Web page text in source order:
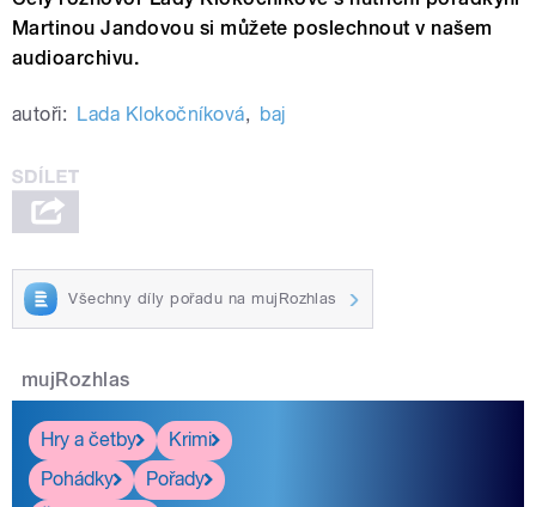
Martinou Jandovou si můžete poslechnout v našem
audioarchivu.
autoři: Lada Klokočníková, baj
Všechny díly pořadu na mujRozhlas
mujRozhlas
Hry a četby
Krimi
Pohádky
Pořady